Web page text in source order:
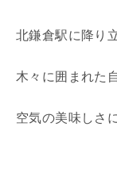
北鎌倉駅に降り
木々に囲まれた
空気の美味しさ